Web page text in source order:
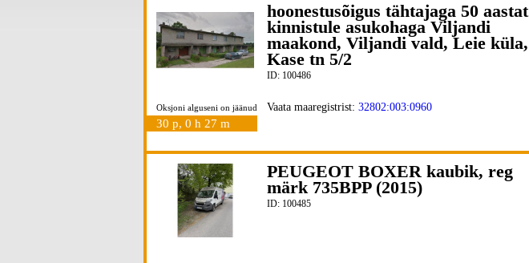
Oksjoni alguseni on jäänud
30 p, 0 h 27 m
hoonestusõigus tähtajaga 50 aastat
kinnistule asukohaga Viljandi
maakond, Viljandi vald, Leie küla,
Kase tn 5/2
ID: 100486
Vaata maaregistrist: 32802:003:0960
PEUGEOT BOXER kaubik, reg
märk 735BPP (2015)
ID: 100485